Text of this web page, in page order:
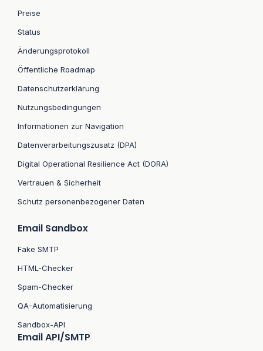
Preise
Status
Änderungsprotokoll
Öffentliche Roadmap
Datenschutzerklärung
Nutzungsbedingungen
Informationen zur Navigation
Datenverarbeitungszusatz (DPA)
Digital Operational Resilience Act (DORA)
Vertrauen & Sicherheit
Schutz personenbezogener Daten
Email Sandbox
Fake SMTP
HTML-Checker
Spam-Checker
QA-Automatisierung
Sandbox-API
Email API/SMTP